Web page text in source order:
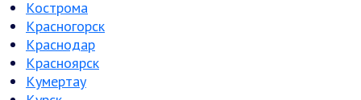
Кострома
Красногорск
Краснодар
Красноярск
Кумертау